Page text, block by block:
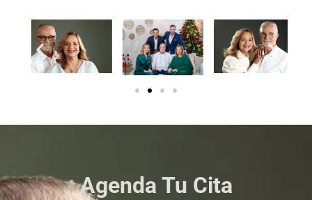
Agenda Tu Cita